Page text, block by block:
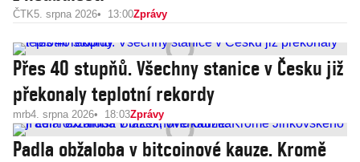
ČTK5. srpna 2026 13:00Zprávy
Přes 40 stupňů. Všechny stanice v Česku již
překonaly teplotní rekordy
mrb4. srpna 2026 18:03Zprávy
Padla obžaloba v bitcoinové kauze. Kromě